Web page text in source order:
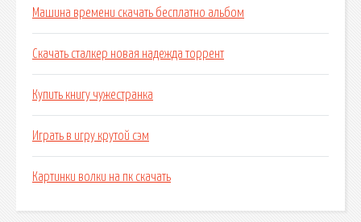
Машина времени скачать бесплатно альбом
Скачать сталкер новая надежда торрент
Купить книгу чужестранка
Играть в игру крутой сэм
Картинки волки на пк скачать